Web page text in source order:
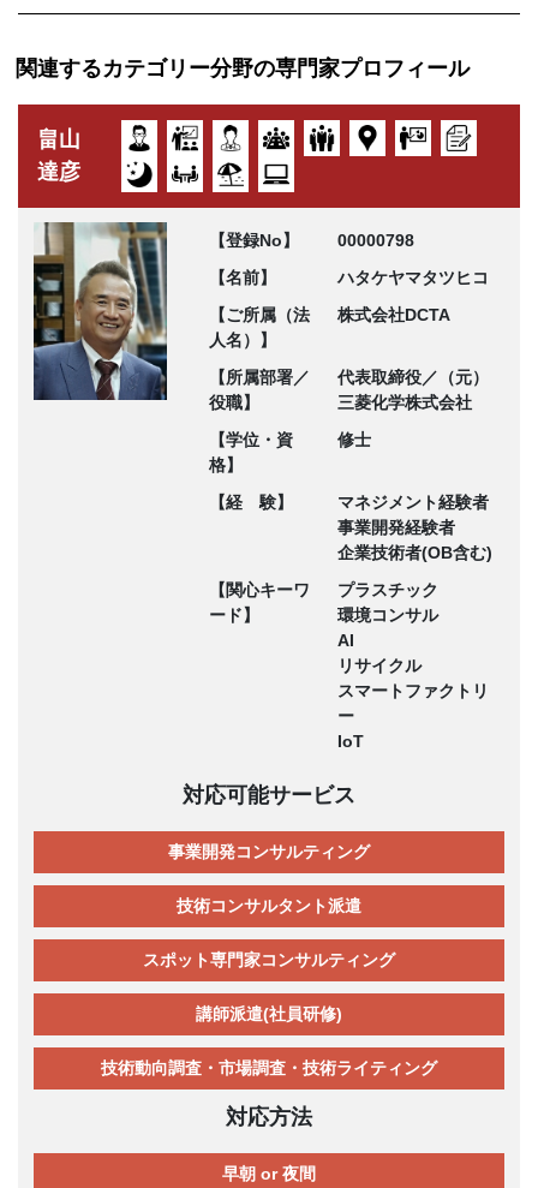
関連するカテゴリー分野の専門家プロフィール
畠山
達彦
【登録No】
00000798
【名前】
ハタケヤマタツヒコ
【ご所属（法
人名）】
株式会社DCTA
【所属部署／
役職】
代表取締役／（元）
三菱化学株式会社
【学位・資
格】
修士
【経 験】
マネジメント経験者
事業開発経験者
企業技術者(OB含む)
【関心キーワ
ード】
プラスチック
環境コンサル
AI
リサイクル
スマートファクトリ
ー
IoT
対応可能サービス
事業開発コンサルティング
技術コンサルタント派遣
スポット専門家コンサルティング
講師派遣(社員研修)
技術動向調査・市場調査・技術ライティング
対応方法
早朝 or 夜間